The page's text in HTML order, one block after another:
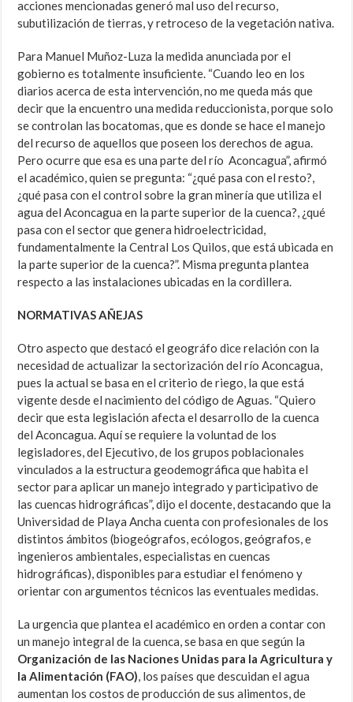
acciones mencionadas generó mal uso del recurso,
subutilización de tierras, y retroceso de la vegetación nativa.
Para Manuel Muñoz-Luza la medida anunciada por el
gobierno es totalmente insuficiente. “Cuando leo en los
diarios acerca de esta intervención, no me queda más que
decir que la encuentro una medida reduccionista, porque solo
se controlan las bocatomas, que es donde se hace el manejo
del recurso de aquellos que poseen los derechos de agua.
Pero ocurre que esa es una parte del río Aconcagua”, afirmó
el académico, quien se pregunta: “¿qué pasa con el resto?,
¿qué pasa con el control sobre la gran minería que utiliza el
agua del Aconcagua en la parte superior de la cuenca?, ¿qué
pasa con el sector que genera hidroelectricidad,
fundamentalmente la Central Los Quilos, que está ubicada en
la parte superior de la cuenca?”. Misma pregunta plantea
respecto a las instalaciones ubicadas en la cordillera.
NORMATIVAS AÑEJAS
Otro aspecto que destacó el geográfo dice relación con la
necesidad de actualizar la sectorización del río Aconcagua,
pues la actual se basa en el criterio de riego, la que está
vigente desde el nacimiento del código de Aguas. “Quiero
decir que esta legislación afecta el desarrollo de la cuenca
del Aconcagua. Aquí se requiere la voluntad de los
legisladores, del Ejecutivo, de los grupos poblacionales
vinculados a la estructura geodemográfica que habita el
sector para aplicar un manejo integrado y participativo de
las cuencas hidrográficas”, dijo el docente, destacando que la
Universidad de Playa Ancha cuenta con profesionales de los
distintos ámbitos (biogeógrafos, ecólogos, geógrafos, e
ingenieros ambientales, especialistas en cuencas
hidrográficas), disponibles para estudiar el fenómeno y
orientar con argumentos técnicos las eventuales medidas.
La urgencia que plantea el académico en orden a contar con
un manejo integral de la cuenca, se basa en que según la
Organización de las Naciones Unidas para la Agricultura y
la Alimentación (FAO), los países que descuidan el agua
aumentan los costos de producción de sus alimentos, de